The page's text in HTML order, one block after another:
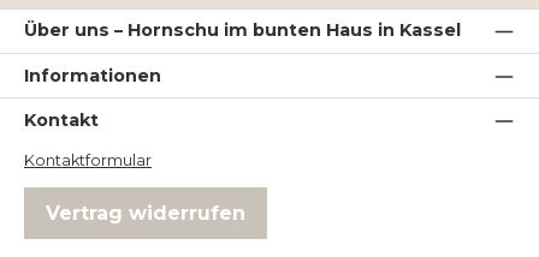
Über uns – Hornschu im bunten Haus in Kassel
Informationen
Kontakt
Kontaktformular
Vertrag widerrufen